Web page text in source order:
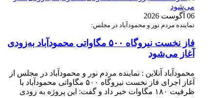
06 آگوست 2026
نماینده مردم نور و محمودآباد در مجلس:
فاز نخست نیروگاه ۵۰۰ مگاواتی محمودآباد به‌زودی
آغاز می‌شود
محمودآباد آنلاین : نماینده مردم نور و محمودآباد در مجلس از
آغاز اجرای فاز نخست نیروگاه ۵۰۰ مگاواتی محمودآباد با
ظرفیت ۱۸۰ مگاوات خبر داد و گفت: این پروژه به زودی